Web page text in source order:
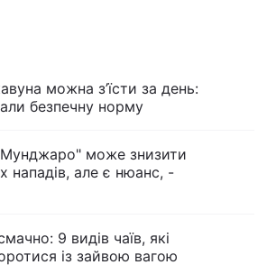
Війна
Лайт
можна з’їсти за день:
безпечну норму
може знизити
нападів, але є нюанс, -
9 видів чаїв, які
із зайвою вагою